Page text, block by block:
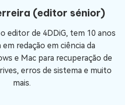
(editor sénior)
editor de 4DDiG, tem 10 anos
redação em ciência da
e Mac para recuperação de
erros de sistema e muito
mais.